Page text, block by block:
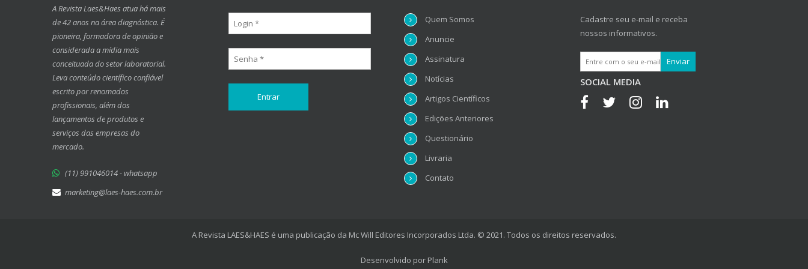
A Revista Laes&Haes atua há mais
de 42 anos na área diagnóstica. É
pioneira, formadora de opinião e
considerada a mídia mais
conceituada do setor laboratorial.
Leva conteúdo científico confiável
escrito por renomados
profissionais, além dos
lançamentos de produtos e
serviços das empresas do
mercado.
(11) 991046014 - whatsapp
marketing@laes-haes.com.br
Quem Somos
Anuncie
Assinatura
Notícias
Artigos Científicos
Edições Anteriores
Questionário
Livraria
Contato
Cadastre seu e-mail e receba
nossos informativos.
SOCIAL MEDIA
A Revista LAES&HAES é uma publicação da Mc Will Editores Incorporados Ltda. © 2021. Todos os direitos reservados.
Desenvolvido por Plank